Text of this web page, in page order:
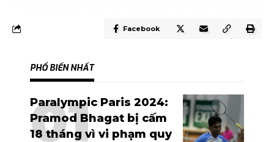
Facebook
PHỔ BIẾN NHẤT
Paralympic Paris 2024:
Pramod Bhagat bị cấm
18 tháng vì vi phạm quy